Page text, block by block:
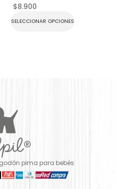
$8.900
SELECCIONAR OPCIONES
pima para bebés